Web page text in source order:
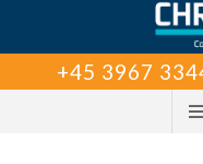
+45 3967